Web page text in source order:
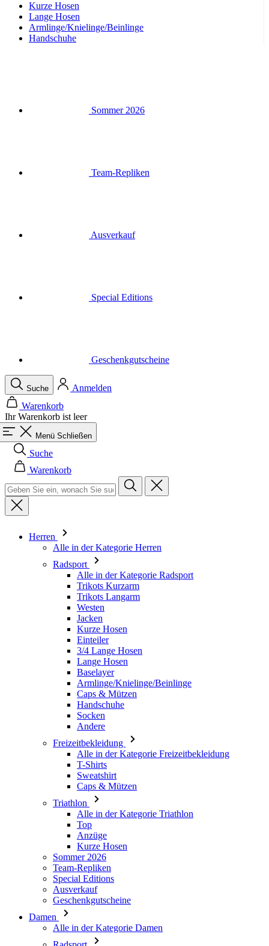
Ihr Warenkorb ist leer
Menü Schließen
Suche
Warenkorb
Herren
Alle in der Kategorie Herren
Trikots Langarm
Westen
Jacken
Kurze Hosen
Einteiler
3/4 Lange Hosen
Lange Hosen
Baselayer
Armlinge/Knielinge/Beinlinge
Caps & Mützen
Handschuhe
Socken
Andere
Freizeitbekleidung
Alle in der Kategorie Freizeitbekleidung
T-Shirts
Sweatshirt
Caps & Mützen
Triathlon
Alle in der Kategorie Triathlon
Top
Anzüge
Kurze Hosen
Sommer 2026
Team-Repliken
Special Editions
Ausverkauf
Geschenkgutscheine
Damen
Alle in der Kategorie Damen
Radsport
Alle in der Kategorie Radsport
Trikots Langarm
Westen